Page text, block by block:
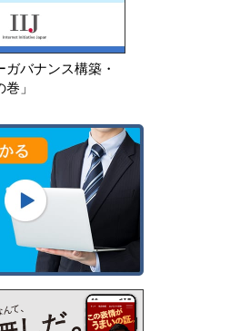
ガバナンス構築・
」